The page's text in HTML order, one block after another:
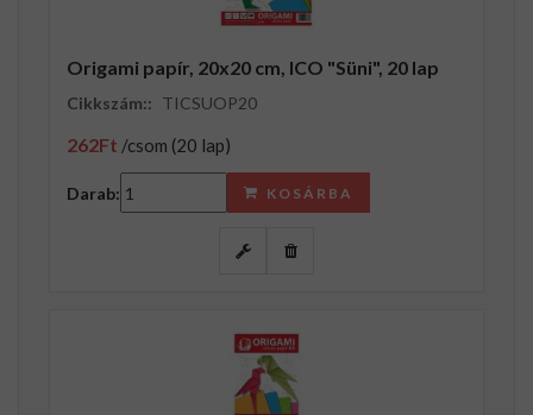
Origami papír, 20x20 cm, ICO "Süni", 20 lap
Cikkszám:: TICSUOP20
262Ft /csom (20 lap)
Darab: KOSÁRBA